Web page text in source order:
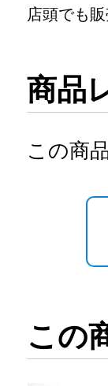
店頭でも
商品
この商
この